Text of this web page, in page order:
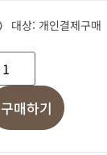
대상: 개인결제구매
구매하기